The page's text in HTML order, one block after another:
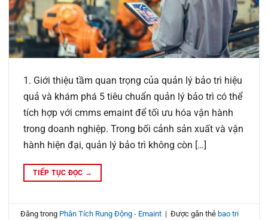
1. Giới thiệu tầm quan trọng của quản lý bảo trì hiệu
quả và khám phá 5 tiêu chuẩn quản lý bảo trì có thể
tích hợp với cmms emaint để tối ưu hóa vận hành
trong doanh nghiệp. Trong bối cảnh sản xuất và vận
hành hiện đại, quản lý bảo trì không còn […]
TIẾP TỤC ĐỌC →
Đăng trong Phân Tích Rung Động - Emaint | Được gắn thẻbao tri